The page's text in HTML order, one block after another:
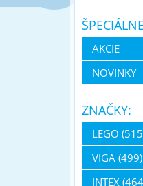
AKCIE
NOVINKY
ZNAČKY:
LEGO
VIGA (499)
INTEX